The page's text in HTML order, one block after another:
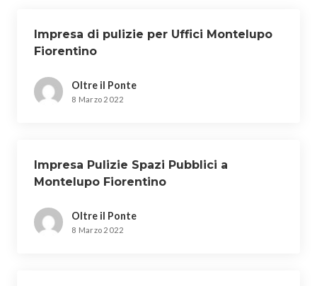
Impresa di pulizie per Uffici Montelupo
Fiorentino
Oltre il Ponte
8 Marzo 2022
Impresa Pulizie Spazi Pubblici a
Montelupo Fiorentino
Oltre il Ponte
8 Marzo 2022